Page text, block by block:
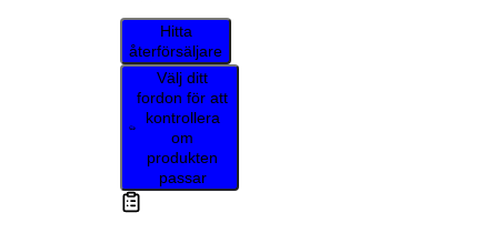
Hitta
återförsäljare
Välj ditt
fordon för att
kontrollera
om
produkten
passar